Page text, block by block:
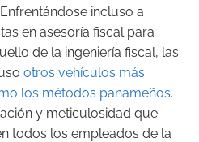
incluso a
en asesoría fiscal para
de la ingeniería fiscal, las
otros vehículos más
los métodos panameños.
y meticulosidad que
todos los empleados de la